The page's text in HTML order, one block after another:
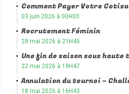
Comment Payer Votre
03 juin 2026 à 00H00
Recrutement Féminin
28 mai 2026 à 21H45
Une fin de saison sous haute
22 mai 2026 à 18H47
Annulation du tournoi –
18 mai 2026 à 16H43